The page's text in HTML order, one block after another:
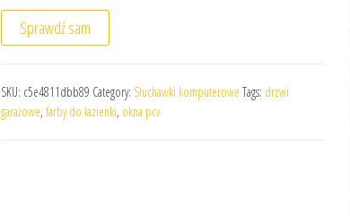
Sprawdź sam
SKU: c5e4811dbb89 Category: Słuchawki komputerowe Tags: drzwi
garażowe, farby do łazienki, okna pcv